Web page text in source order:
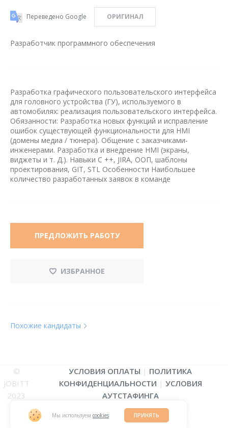
Переведено Google ОРИГИНАЛ
Разработчик программного обеспечения
Разработка графического пользовательского интерфейса
для головного устройства (ГУ), используемого в
автомобилях: реализация пользовательского интерфейса.
Обязанности: Разработка новых функций и исправление
ошибок существующей функциональности для HMI
(домены медиа / тюнера). Общение с заказчиками-
инженерами. Разработка и внедрение HMI (экраны,
виджеты и т. Д.). Навыки C ++, JIRA, ООП, шаблоны
проектирования, GIT, STL Особенности Наибольшее
количество разработанных заявок в команде
ПРЕДЛОЖИТЬ РАБОТУ
ИЗБРАННОЕ
Похожие кандидаты
©
JOBITT
2023
УСЛОВИЯ ОПЛАТЫ | ПОЛИТИКА
КОНФИДЕНЦИАЛЬНОСТИ | УСЛОВИЯ
АУТСТАФИНГА
Мы используем cookies ПРИНЯТЬ